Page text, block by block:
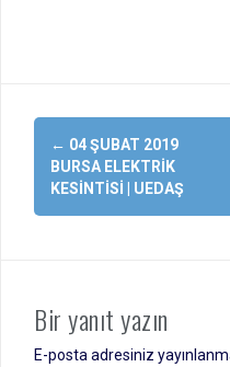
Yazı
dolaşımı
← 04 ŞUBAT 2019
BURSA ELEKTRIK
KESINTISI | UEDAŞ
Bir yanıt yazın
E-posta adresiniz